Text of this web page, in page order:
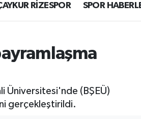
RİZESPOR SPOR
Üniversitesi'nde (BŞEÜ)
gerçekleştirildi.
Haritası
ve Fikstür